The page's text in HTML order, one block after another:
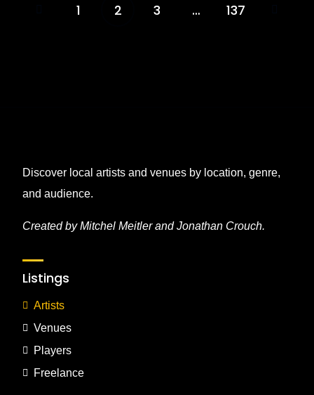
Posts
1 2 3 … 137
Discover local artists and venues by location, genre,
and audience.
Created by Mitchel Meitler and Jonathan Crouch.
Listings
Artists
Venues
Players
Freelance